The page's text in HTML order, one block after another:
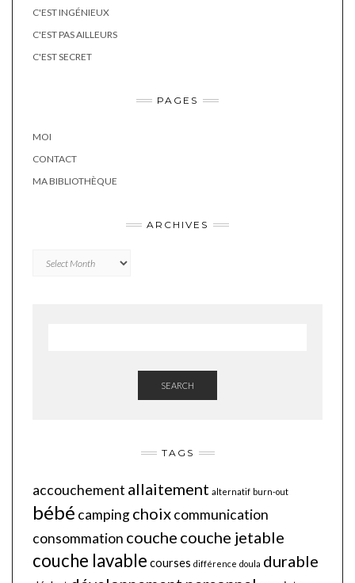
C'EST INGÉNIEUX
C'EST PAS AILLEURS
C'EST SECRET
PAGES
MOI
CONTACT
MA BIBLIOTHÈQUE
ARCHIVES
SEARCH
TAGS
accouchement allaitement alternatif burn-out
bébé campingchoixcommunication
consommation couche couche jetable
couche lavable courses différence doula durable